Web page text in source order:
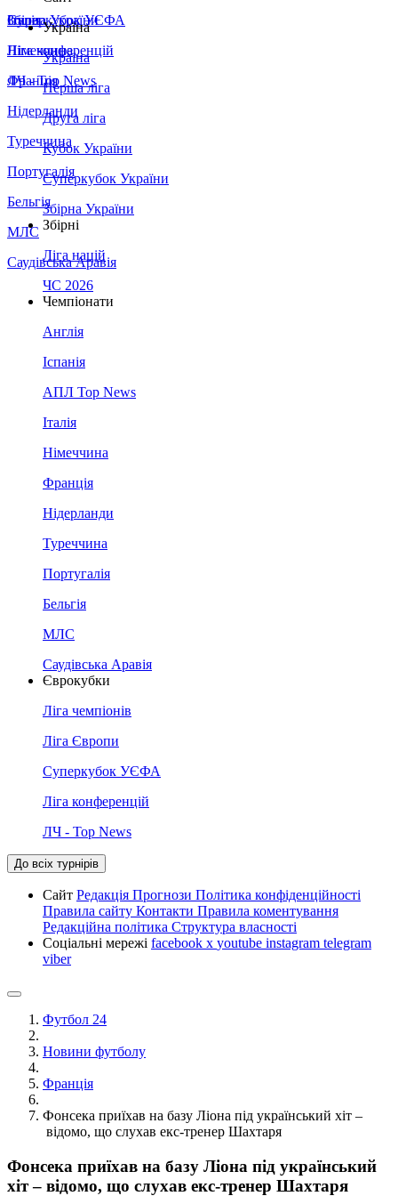
Збірна України
Італія
Німеччина
Франція
Нідерланди
Туреччина
Португалія
Бельгія
МЛС
Саудівська Аравія
Суперкубок УЄФА
Ліга конференцій
ЛЧ - Top News
Україна
Україна
Перша ліга
Друга ліга
Кубок України
Суперкубок України
Збірна України
Збірні
Ліга націй
ЧС 2026
Чемпіонати
Англія
Іспанія
АПЛ Top News
Італія
Німеччина
Франція
Нідерланди
Туреччина
Португалія
Бельгія
МЛС
Саудівська Аравія
Єврокубки
Ліга чемпіонів
Ліга Європи
Суперкубок УЄФА
Ліга конференцій
ЛЧ - Top News
До всіх турнірів
Сайт Редакція Прогнози Політика конфіденційності
Правила сайту Контакти Правила коментування
Редакційна політика Структура власності
Соціальні мережі facebook x youtube instagram telegram
viber
Футбол 24
Новини футболу
Франція
Фонсека приїхав на базу Ліона під український хіт –
відомо, що слухав екс-тренер Шахтаря
Фонсека приїхав на базу Ліона під український
хіт – відомо, що слухав екс-тренер Шахтаря